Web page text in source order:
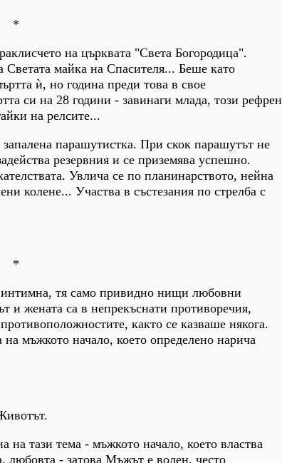
*
на църквата "Света Богородица".
Светата майка на Спасителя... Беше като
ѝ, но година преди това в свое
си на 28 години - завинаги млада, този рефрен
на релсите...
парашутистка. При скок парашутът не
резервния и се приземява успешно.
Увлича се по планинарството, нейна
колене... Участва в състезания по стрелба с
*
тя само привидно нищи любовни
жената са в непрекъснати противоречия,
както се казваше някога.
мъжкото начало, което определено нарича
на тази тема - мъжкото начало, което властва
любовта - затова Мъжът е волен, често